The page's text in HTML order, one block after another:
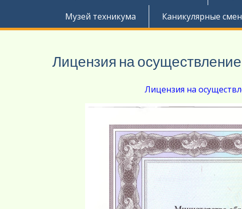
Музей техникума
Каникулярные
Лицензия на
Лицензия на